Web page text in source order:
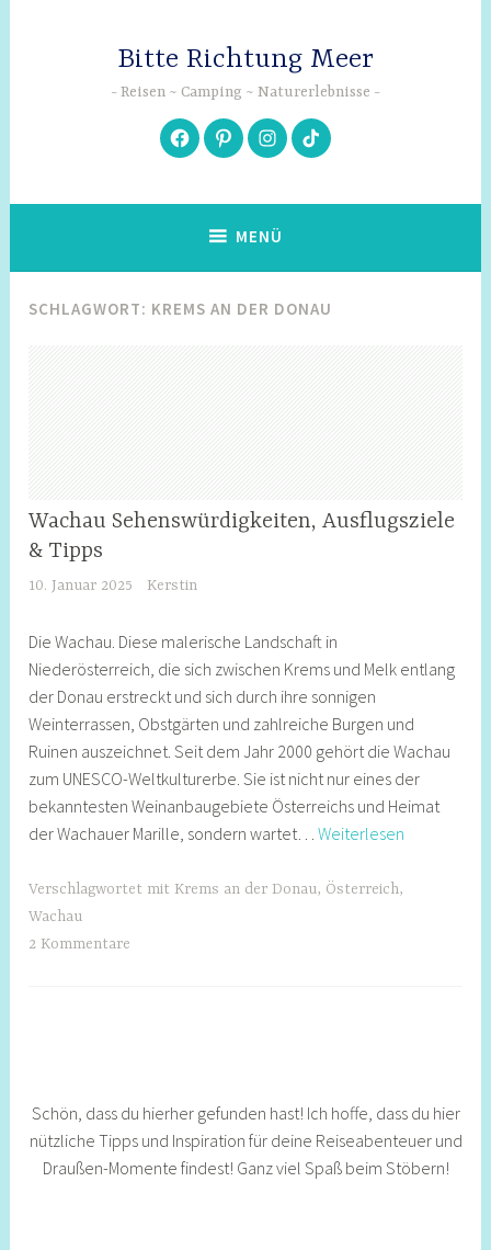
Bitte Richtung Meer
Reisen ~ Camping ~ Naturerlebnisse
Facebook
PinterestInstagram
TikTok
MENÜ
SCHLAGWORT: KREMS AN DER DONAU
NIEDERÖSTERREICH
Wachau Sehenswürdigkeiten, Ausflugsziele
& Tipps
10. Januar 2025 Kerstin
Die Wachau. Diese malerische Landschaft in
Niederösterreich, die sich zwischen Krems und Melk entlang
der Donau erstreckt und sich durch ihre sonnigen
Weinterrassen, Obstgärten und zahlreiche Burgen und
Ruinen auszeichnet. Seit dem Jahr 2000 gehört die Wachau
zum UNESCO-Weltkulturerbe. Sie ist nicht nur eines der
bekanntesten Weinanbaugebiete Österreichs und Heimat
der Wachauer Marille, sondern wartet…Weiterlesen
Verschlagwortet mit Krems an der Donau, Österreich,
Wachau
2 Kommentare
Schön, dass du hierher gefunden hast! Ich hoffe, dass du hier
nützliche Tipps und Inspiration für deine Reiseabenteuer und
Draußen-Momente findest! Ganz viel Spaß beim Stöbern!